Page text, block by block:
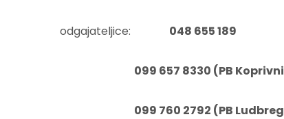
odgajateljice: 048 655 189
099 657 8330 (PB
099 760 2792 (PB